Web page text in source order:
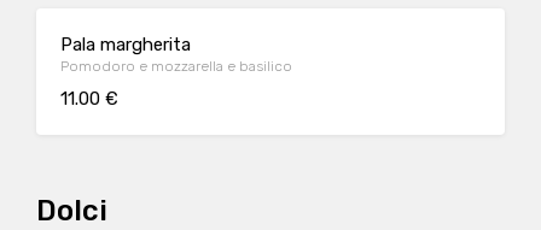
Pala margherita
Pomodoro e mozzarella e basilico
11.00 €
Dolci